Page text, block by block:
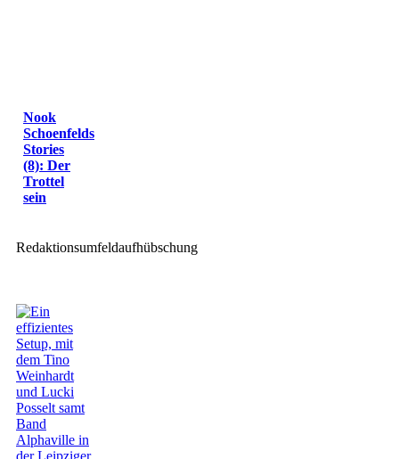
Nook
Schoenfelds
Stories
(8): Der
Trottel
sein
Redaktionsumfeldaufhübschung